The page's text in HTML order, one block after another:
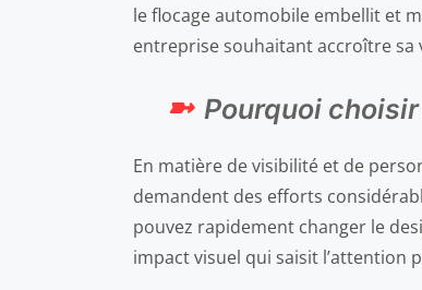
le flocage automobile embellit et
entreprise souhaitant accroître sa
Pourquoi
En matière de visibilité et de
demandent des efforts
pouvez rapidement changer le
impact visuel qui saisit